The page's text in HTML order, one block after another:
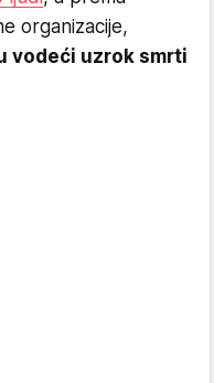
organizacije,
vodeći uzrok smrti